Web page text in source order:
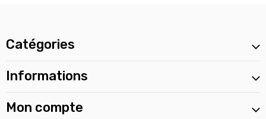
Catégories
Informations
Mon compte